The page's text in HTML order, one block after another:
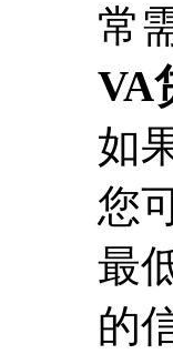
常
VA
如
您
最
的